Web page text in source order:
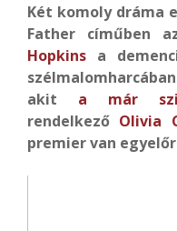
Két komoly dráma
Father címűben
Hopkins a
akit a már
rendelkező Olivia
premier van